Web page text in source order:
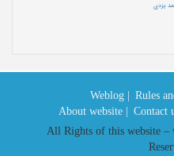
یزدی
Weblog | Rules
About website |
Contact
All Rights of this website –